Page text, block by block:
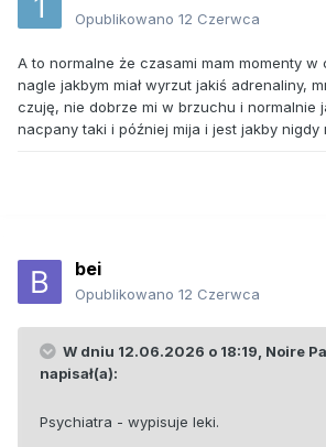
Opublikowano 12 Czerwca
A to normalne że czasami mam momenty w
nagle jakbym miał wyrzut jakiś adrenaliny,
czuję, nie dobrze mi w brzuchu i normalnie
nacpany taki i później mija i jest jakby nigdy
bei
Opublikowano 12 Czerwca
W dniu 12.06.2026 o 18:19, Noire
napisał(a):
Psychiatra - wypisuje leki.